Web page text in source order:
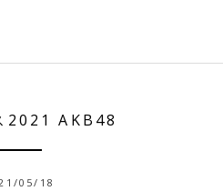
2021 AKB48
05/18